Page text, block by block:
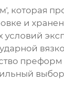
которая
и